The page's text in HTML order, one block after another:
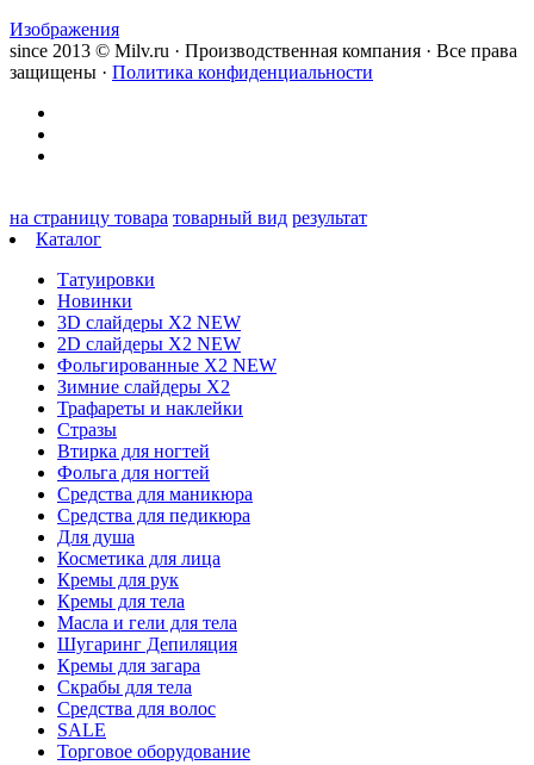
Изображения
since 2013 © Milv.ru · Производственная компания · Все права
защищены · Политика конфиденциальности
на страницу товара товарный вид результат
Каталог
Татуировки
Новинки
3D слайдеры X2 NEW
2D слайдеры X2 NEW
Фольгированные X2 NEW
Зимние слайдеры Х2
Трафареты и наклейки
Стразы
Втирка для ногтей
Фольга для ногтей
Средства для маникюра
Средства для педикюра
Для душа
Косметика для лица
Кремы для рук
Кремы для тела
Масла и гели для тела
Шугаринг Депиляция
Кремы для загара
Скрабы для тела
Средства для волос
SALE
Торговое оборудование